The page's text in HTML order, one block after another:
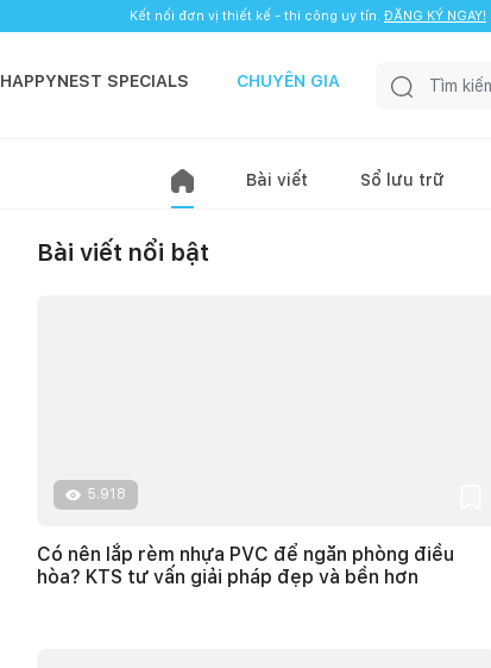
Kết nối đơn vị thiết kế - thi công uy tín. ĐĂNG KÝ NGAY!
HAPPYNEST SPECIALS CHUYÊN GIA
Bài viết Sổ lưu trữ
Bài viết nổi bật
5.918
Có nên lắp rèm nhựa PVC để ngăn phòng điều
hòa? KTS tư vấn giải pháp đẹp và bền hơn